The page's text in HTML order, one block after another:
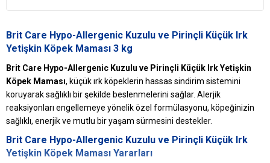
Brit Care Hypo-Allergenic Kuzulu ve Pirinçli Küçük Irk
Yetişkin Köpek Maması 3 kg
Brit Care Hypo-Allergenic Kuzulu ve Pirinçli Küçük Irk Yetişkin
Köpek Maması, küçük ırk köpeklerin hassas sindirim sistemini
koruyarak sağlıklı bir şekilde beslenmelerini sağlar. Alerjik
reaksiyonları engellemeye yönelik özel formülasyonu, köpeğinizin
sağlıklı, enerjik ve mutlu bir yaşam sürmesini destekler.
Brit Care Hypo-Allergenic Kuzulu ve Pirinçli Küçük Irk
Yetişkin Köpek Maması Yararları